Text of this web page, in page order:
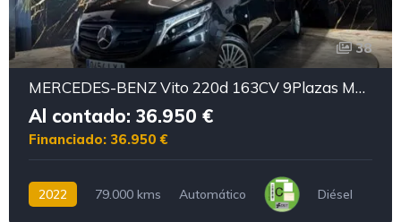
38
MERCEDES-BENZ Vito 220d 163CV 9Plazas Motor mercedes con cadena irrompible
Al contado: 36.950 €
Financiado: 36.950 €
2022 79.000 kms Automático Diésel